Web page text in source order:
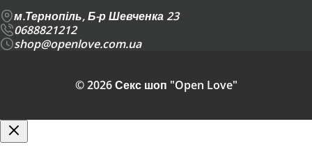
м.Тернопіль, Б-р Шевченка 23
0688821212
shop@openlove.com.ua
© 2026 Секс шоп "Open Love"